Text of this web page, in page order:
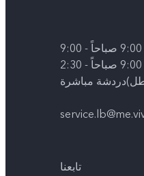
(السبت - الأربعاء : 9:00 صباحاً - 9:00
مساءً، الخميس: 9:00 صباحاً - 2:30
مباشرة
تابعنا